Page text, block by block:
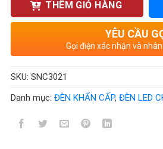
THÊM GIỎ HÀNG
YÊU CẦU
Gọi điện xác nhận và
SKU: SNC3021
Danh mục: ĐÈN KHẨN CẤP, ĐÈN LED